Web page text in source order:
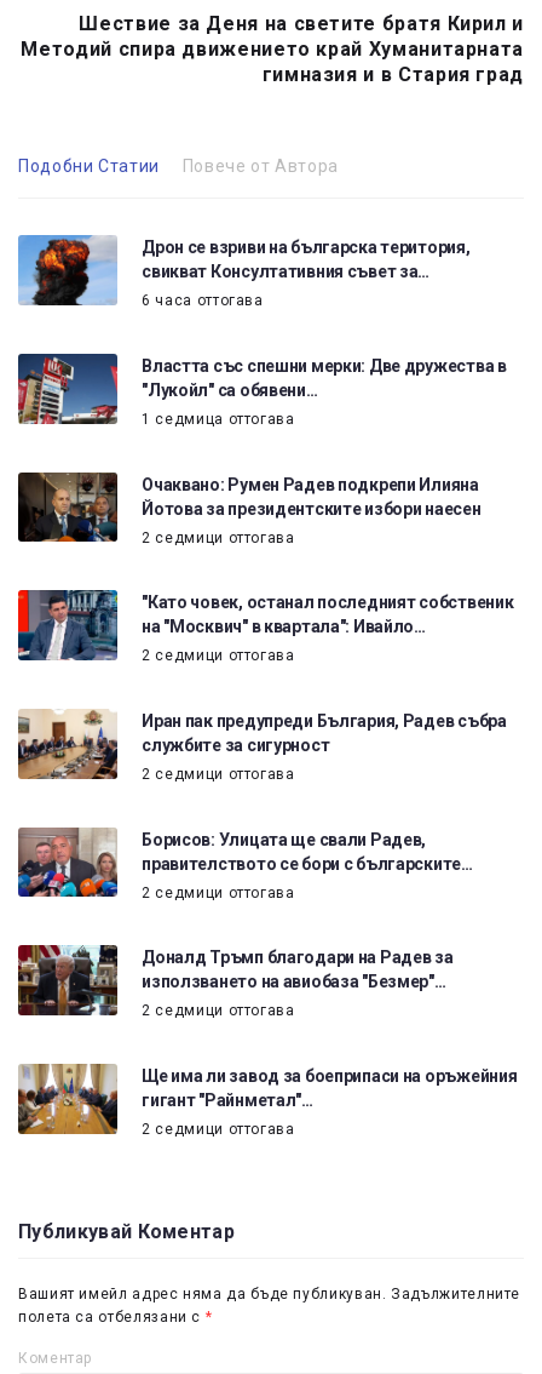
Шествие за Деня на светите братя Кирил и
Методий спира движението край Хуманитарната
гимназия и в Стария град
Подобни Статии Повече от Автора
Дрон се взриви на българска територия,
свикват Консултативния съвет за…
6 часа оттогава
Властта със спешни мерки: Две дружества в
"Лукойл" са обявени…
1 седмица оттогава
Очаквано: Румен Радев подкрепи Илияна
Йотова за президентските избори наесен
2 седмици оттогава
"Като човек, останал последният собственик
на "Москвич" в квартала": Ивайло…
2 седмици оттогава
Иран пак предупреди България, Радев събра
службите за сигурност
2 седмици оттогава
Борисов: Улицата ще свали Радев,
правителството се бори с българските…
2 седмици оттогава
Доналд Тръмп благодари на Радев за
използването на авиобаза "Безмер"…
2 седмици оттогава
Ще има ли завод за боеприпаси на оръжейния
гигант "Райнметал"…
2 седмици оттогава
Публикувай Коментар
Вашият имейл адрес няма да бъде публикуван. Задължителните
полета са отбелязани с *
Коментар